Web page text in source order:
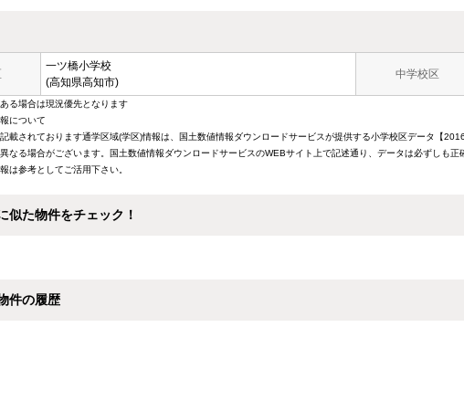
一ツ橋小学校
(高知県高知市)
中学校区
る場合は現況優先となります
について
載されております通学区域(学区)情報は、国土数値情報ダウンロードサービスが提供する小学校区データ【
なる場合がございます。国土数値情報ダウンロードサービスのWEBサイト上で記述通り、データは必ずしも
は参考としてご活用下さい。
似た物件をチェック！
件の履歴